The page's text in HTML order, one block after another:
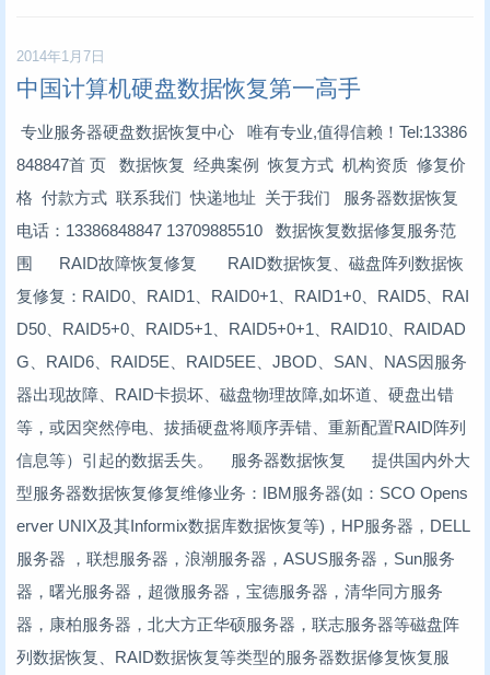
2014年1月7日
中国计算机硬盘数据恢复第一高手
‍专业服务器硬盘数据恢复中心 唯有专业,值得信赖！Tel:13386
848847首 页 数据恢复 经典案例 恢复方式 机构资质 修复价
格 付款方式 联系我们 快递地址 关于我们 服务器数据恢复
电话：13386848847 13709885510 数据恢复数据修复服务范
围 RAID故障恢复修复 RAID数据恢复、磁盘阵列数据恢
复修复：RAID0、RAID1、RAID0+1、RAID1+0、RAID5、RAI
D50、RAID5+0、RAID5+1、RAID5+0+1、RAID10、RAIDAD
G、RAID6、RAID5E、RAID5EE、JBOD、SAN、NAS因服务
器出现故障、RAID卡损坏、磁盘物理故障,如坏道、硬盘出错
等，或因突然停电、拔插硬盘将顺序弄错、重新配置RAID阵列
信息等）引起的数据丢失。 服务器数据恢复 提供国内外大
型服务器数据恢复修复维修业务：IBM服务器(如：SCO Opens
erver UNIX及其Informix数据库数据恢复等)，HP服务器，DELL
服务器 ，联想服务器，浪潮服务器，ASUS服务器，Sun服务
器，曙光服务器，超微服务器，宝德服务器，清华同方服务
器，康柏服务器，北大方正华硕服务器，联志服务器等磁盘阵
列数据恢复、RAID数据恢复等类型的服务器数据修复恢复服